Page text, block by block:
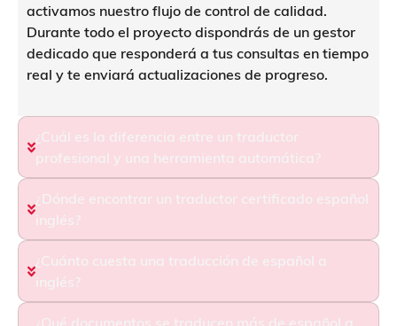
activamos nuestro flujo de control de calidad.
Durante todo el proyecto dispondrás de un gestor
dedicado que responderá a tus consultas en tiempo
real y te enviará actualizaciones de progreso.
¿Cuál es la diferencia entre un traductor
profesional y una herramienta automática?
¿Dónde encontrar un traductor certificado español
inglés?
¿Cuánto cuesta una traducción de español a
inglés?